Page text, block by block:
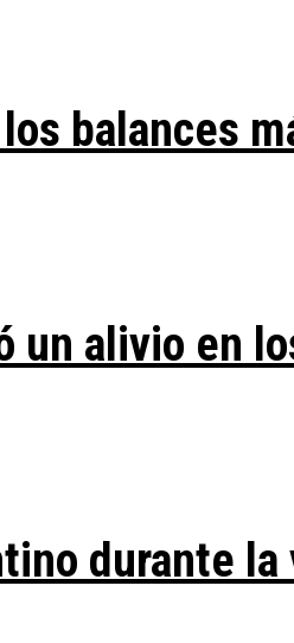
balances
un alivio en
durante